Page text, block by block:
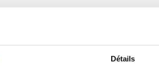
Détails
les juger de l’extérieur,
», cette enquête rigoureuse